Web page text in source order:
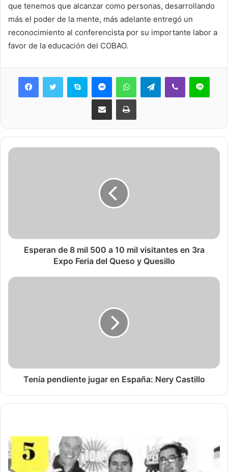
que tenemos que alcanzar como personas, desarrollando
más el poder de la mente, más adelante entregó un
reconocimiento al conferencista por su importante labor a
favor de la educación del COBAO.
Skype MessengerWhatsAppTelegramViber Line
Share via Email Print
Esperan de 8 mil 500 a 10 mil visitantes en 3ra
Expo Feria del Queso y Quesillo
Tenía pendiente jugar en España: Nery Castillo